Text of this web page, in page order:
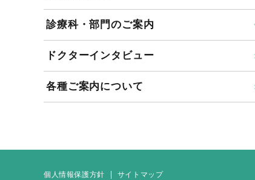
診療科・部門のご案内
ドクターインタビュー
各種ご案内について
個人情報保護方針 サイトマップ